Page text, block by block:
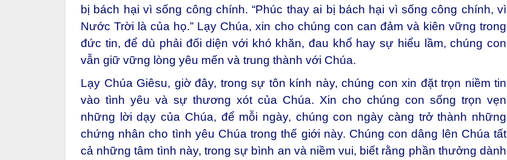
bị bách hại vì sống công chính. “Phúc thay ai bị bách hại vì sống công chính, vì
Nước Trời là của họ.” Lạy Chúa, xin cho chúng con can đảm và kiên vững trong
đức tin, để dù phải đối diện với khó khăn, đau khổ hay sự hiểu lầm, chúng con
vẫn giữ vững lòng yêu mến và trung thành với Chúa.
Lạy Chúa Giêsu, giờ đây, trong sự tôn kính này, chúng con xin đặt trọn niềm tin
vào tình yêu và sự thương xót của Chúa. Xin cho chúng con sống trọn vẹn
những lời dạy của Chúa, để mỗi ngày, chúng con ngày càng trở thành những
chứng nhân cho tình yêu Chúa trong thế giới này. Chúng con dâng lên Chúa tất
cả những tâm tình này, trong sự bình an và niềm vui, biết rằng phần thưởng dành